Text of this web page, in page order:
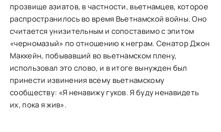
прозвище азиатов, в частности, вьетнамцев, которое
распространилось во время Вьетнамской войны. Оно
считается унизительным и сопоставимо с эпитом
«черномазый» по отношению к неграм. Сенатор Джон
Маккейн, побывавший во вьетнамском плену,
использовал это слово, и в итоге вынужден был
принести извинения всему вьетнамскому
сообществу: «Я ненавижу гуков. Я буду ненавидеть
их, пока я жив».